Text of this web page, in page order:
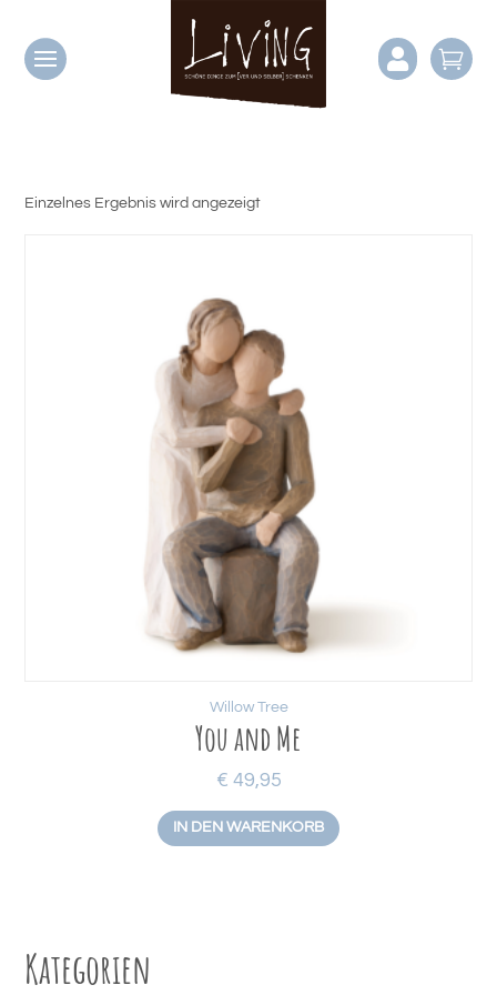
 
Einzelnes Ergebnis wird angezeigt
You and Me
€ 49,95
IN DEN WARENKORB
Willow Tree
Kategorien